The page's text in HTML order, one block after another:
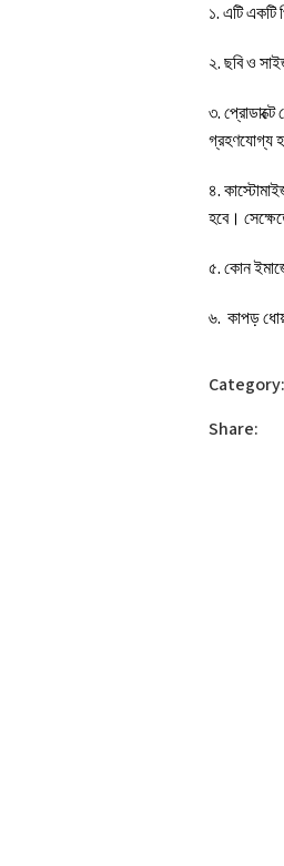
১. এটি একটি
২. ছবি ও
৩.
গ্রহণযোগ্য
৪.
হবে।
৫. কোন
৬. কাপড়
Category:
Share: